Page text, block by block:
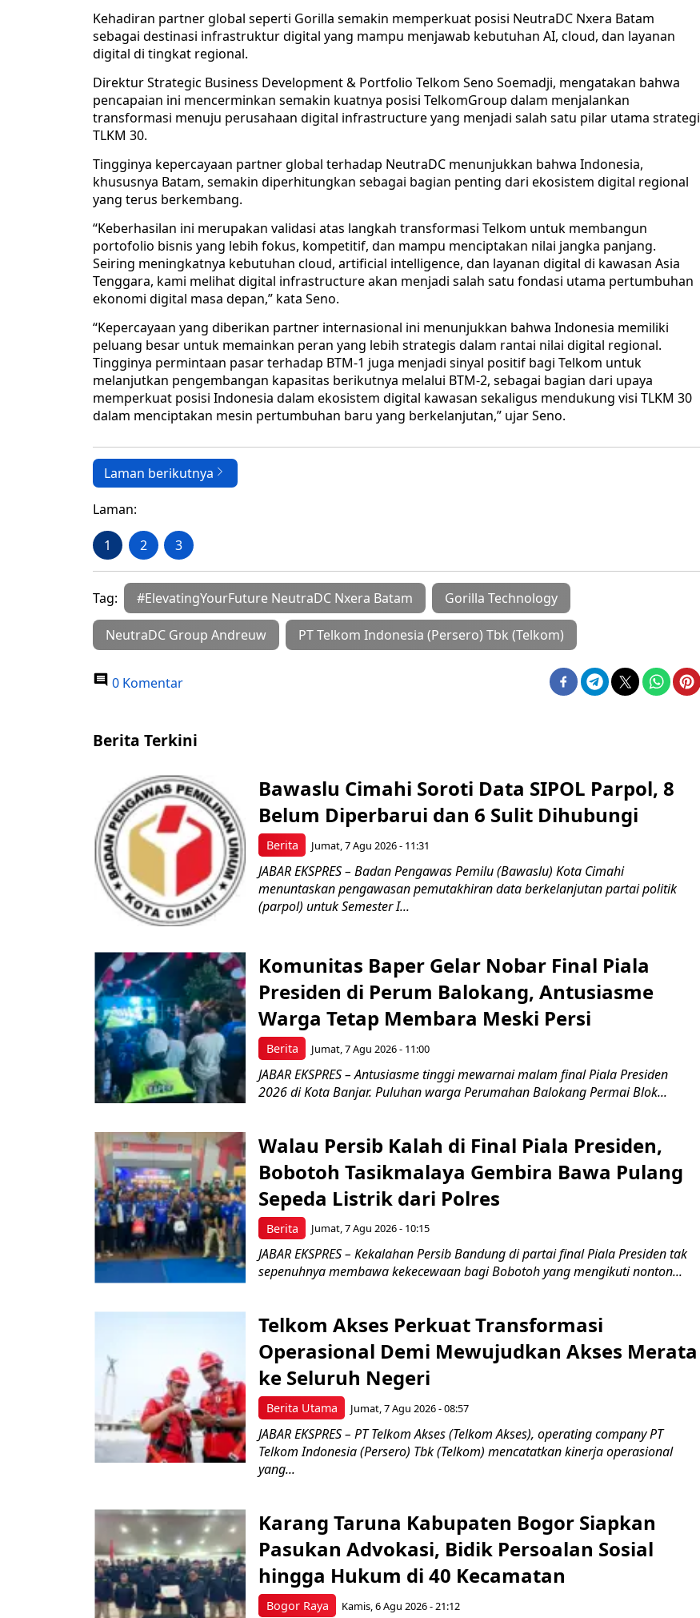
Kehadiran partner global seperti Gorilla semakin memperkuat posisi NeutraDC Nxera Batam
sebagai destinasi infrastruktur digital yang mampu menjawab kebutuhan AI, cloud, dan layanan
digital di tingkat regional.
Direktur Strategic Business Development & Portfolio Telkom Seno Soemadji, mengatakan bahwa
pencapaian ini mencerminkan semakin kuatnya posisi TelkomGroup dalam menjalankan
transformasi menuju perusahaan digital infrastructure yang menjadi salah satu pilar utama strategi
TLKM 30.
Tingginya kepercayaan partner global terhadap NeutraDC menunjukkan bahwa Indonesia,
khususnya Batam, semakin diperhitungkan sebagai bagian penting dari ekosistem digital regional
yang terus berkembang.
“Keberhasilan ini merupakan validasi atas langkah transformasi Telkom untuk membangun
portofolio bisnis yang lebih fokus, kompetitif, dan mampu menciptakan nilai jangka panjang.
Seiring meningkatnya kebutuhan cloud, artificial intelligence, dan layanan digital di kawasan Asia
Tenggara, kami melihat digital infrastructure akan menjadi salah satu fondasi utama pertumbuhan
ekonomi digital masa depan,” kata Seno.
“Kepercayaan yang diberikan partner internasional ini menunjukkan bahwa Indonesia memiliki
peluang besar untuk memainkan peran yang lebih strategis dalam rantai nilai digital regional.
Tingginya permintaan pasar terhadap BTM-1 juga menjadi sinyal positif bagi Telkom untuk
melanjutkan pengembangan kapasitas berikutnya melalui BTM-2, sebagai bagian dari upaya
memperkuat posisi Indonesia dalam ekosistem digital kawasan sekaligus mendukung visi TLKM 30
dalam menciptakan mesin pertumbuhan baru yang berkelanjutan,” ujar Seno.
Laman berikutnya
Laman:
1 2 3
Tag: #ElevatingYourFuture NeutraDC Nxera Batam Gorilla Technology
NeutraDC Group Andreuw PT Telkom Indonesia (Persero) Tbk (Telkom)
0 Komentar
Berita Terkini
Berita
Bawaslu Cimahi Soroti Data SIPOL Parpol, 8
Belum Diperbarui dan 6 Sulit Dihubungi
Jumat, 7 Agu 2026 - 11:31
JABAR EKSPRES – Badan Pengawas Pemilu (Bawaslu) Kota Cimahi
menuntaskan pengawasan pemutakhiran data berkelanjutan partai politik
(parpol) untuk Semester I...
Berita
Komunitas Baper Gelar Nobar Final Piala
Presiden di Perum Balokang, Antusiasme
Warga Tetap Membara Meski Persi
Jumat, 7 Agu 2026 - 11:00
JABAR EKSPRES – Antusiasme tinggi mewarnai malam final Piala Presiden
2026 di Kota Banjar. Puluhan warga Perumahan Balokang Permai Blok...
Berita
Walau Persib Kalah di Final Piala Presiden,
Bobotoh Tasikmalaya Gembira Bawa Pulang
Sepeda Listrik dari Polres
Jumat, 7 Agu 2026 - 10:15
JABAR EKSPRES – Kekalahan Persib Bandung di partai final Piala Presiden tak
sepenuhnya membawa kekecewaan bagi Bobotoh yang mengikuti nonton...
Berita Utama
Telkom Akses Perkuat Transformasi
Operasional Demi Mewujudkan Akses Merata
ke Seluruh Negeri
Jumat, 7 Agu 2026 - 08:57
JABAR EKSPRES – PT Telkom Akses (Telkom Akses), operating company PT
Telkom Indonesia (Persero) Tbk (Telkom) mencatatkan kinerja operasional
yang...
Bogor Raya
Karang Taruna Kabupaten Bogor Siapkan
Pasukan Advokasi, Bidik Persoalan Sosial
hingga Hukum di 40 Kecamatan
Kamis, 6 Agu 2026 - 21:12